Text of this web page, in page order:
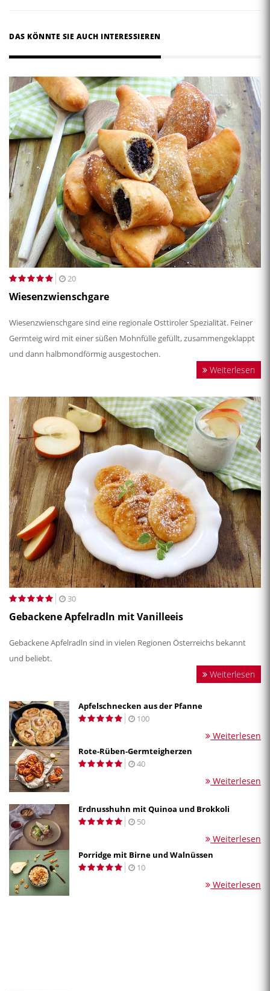
DAS KÖNNTE SIE AUCH INTERESSIEREN
20
Wiesenzwienschgare
Wiesenzwienschgare sind eine regionale Osttiroler Spezialität. Feiner
Germteig wird mit einer süßen Mohnfülle gefüllt, zusammengeklappt
und dann halbmondförmig ausgestochen.
Weiterlesen
30
Gebackene Apfelradln mit Vanilleeis
Gebackene Apfelradln sind in vielen Regionen Österreichs bekannt
und beliebt.
Weiterlesen
Apfelschnecken aus der Pfanne
100
Weiterlesen
Rote-Rüben-Germteigherzen
40
Weiterlesen
Erdnusshuhn mit Quinoa und Brokkoli
50
Weiterlesen
Porridge mit Birne und Walnüssen
10
Weiterlesen